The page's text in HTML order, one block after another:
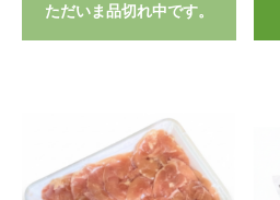
ただいま品切れ中です。